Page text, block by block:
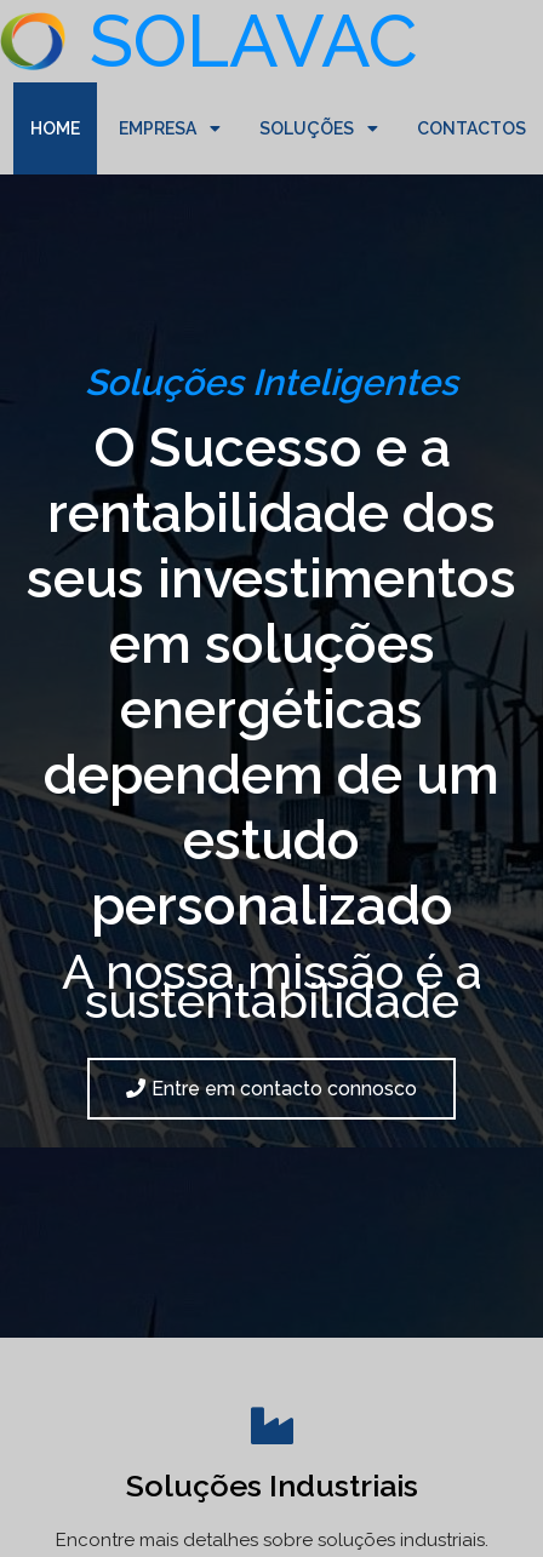
SOLAVAC
HOME EMPRESA SOLUÇÕES CONTACTOS
Soluções Inteligentes
O Sucesso e a
rentabilidade dos
seus investimentos
em soluções
energéticas
dependem de um
estudo
personalizado
A nossa missão é a
sustentabilidade
Entre em contacto connosco
Soluções Industriais
Encontre mais detalhes sobre soluções industriais.